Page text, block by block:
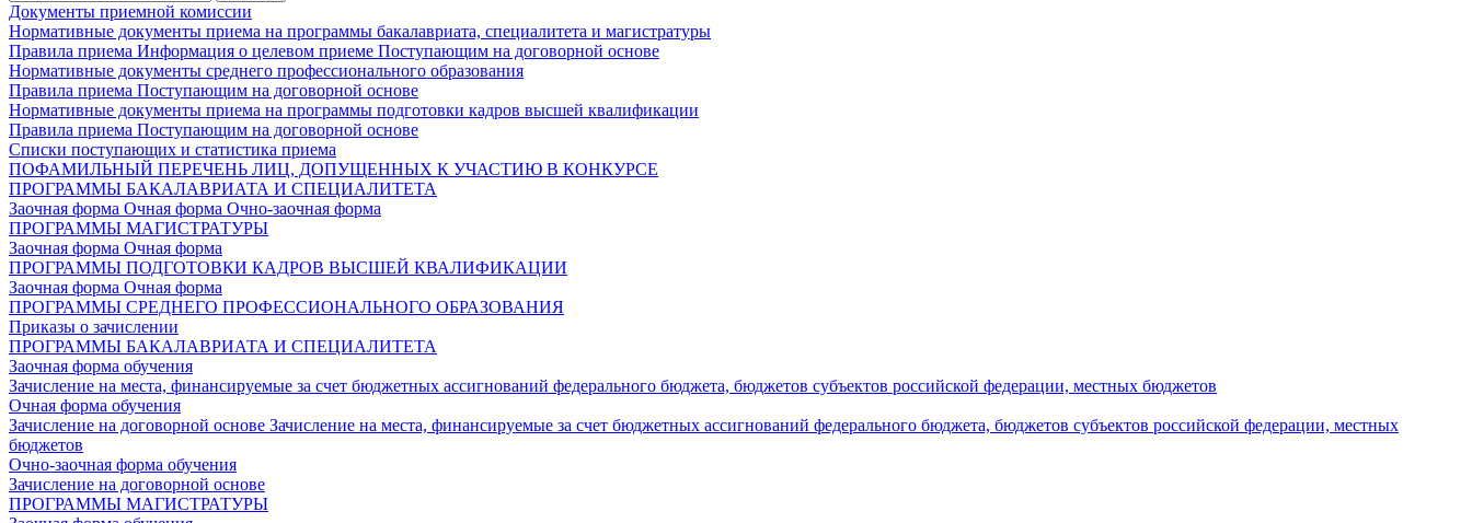
Документы приемной комиссии
Нормативные документы приема на программы бакалавриата, специалитета и магистратуры
Правила приема Информация о целевом приеме Поступающим на договорной основе
Нормативные документы среднего профессионального образования
Правила приема Поступающим на договорной основе
Нормативные документы приема на программы подготовки кадров высшей квалификации
Правила приема Поступающим на договорной основе
Списки поступающих и статистика приема
ПОФАМИЛЬНЫЙ ПЕРЕЧЕНЬ ЛИЦ, ДОПУЩЕННЫХ К УЧАСТИЮ В КОНКУРСЕ
ПРОГРАММЫ БАКАЛАВРИАТА И СПЕЦИАЛИТЕТА
Заочная форма Очная форма Очно-заочная форма
ПРОГРАММЫ МАГИСТРАТУРЫ
Заочная форма Очная форма
ПРОГРАММЫ ПОДГОТОВКИ КАДРОВ ВЫСШЕЙ КВАЛИФИКАЦИИ
Заочная форма Очная форма
ПРОГРАММЫ СРЕДНЕГО ПРОФЕССИОНАЛЬНОГО ОБРАЗОВАНИЯ
Приказы о зачислении
ПРОГРАММЫ БАКАЛАВРИАТА И СПЕЦИАЛИТЕТА
Заочная форма обучения
Зачисление на места, финансируемые за счет бюджетных ассигнований федерального бюджета, бюджетов субъектов российской федерации, местных бюджетов
Очная форма обучения
Зачисление на договорной основе Зачисление на места, финансируемые за счет бюджетных ассигнований федерального бюджета, бюджетов субъектов российской федерации, местных
бюджетов
Очно-заочная форма обучения
Зачисление на договорной основе
ПРОГРАММЫ МАГИСТРАТУРЫ